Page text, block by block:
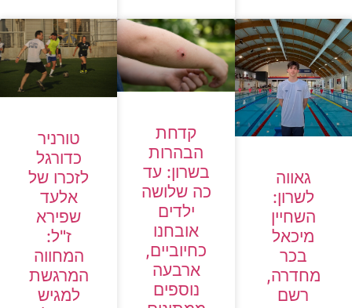
גאווה
לשרון:
השחיין
מיכאל
בכר
מחדרה,
רשם
קדחת
הבהרות
בשרון: עד
כה שלושה
ילדים
אובחנו
כחיוביים,
ארבעה
נוספים
טורניר
כדורגל
לזכרו של
אלעד
שפירא
ז"ל:
המחווה
המרגשת
למגיש